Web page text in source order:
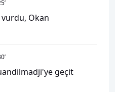
’
Okan
’
geçit